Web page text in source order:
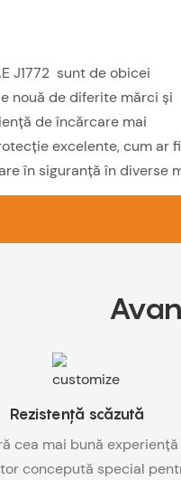
J1772 sunt de obicei
nouă de diferite mărci și
de încărcare mai
excelente, cum ar fi
în siguranță în diverse
Rezistență scăzută
cea mai bună
concepută special